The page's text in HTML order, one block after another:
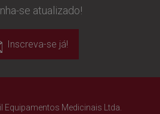
se atualizado!
Inscreva-se já!
Equipamentos Medicinais Ltda.